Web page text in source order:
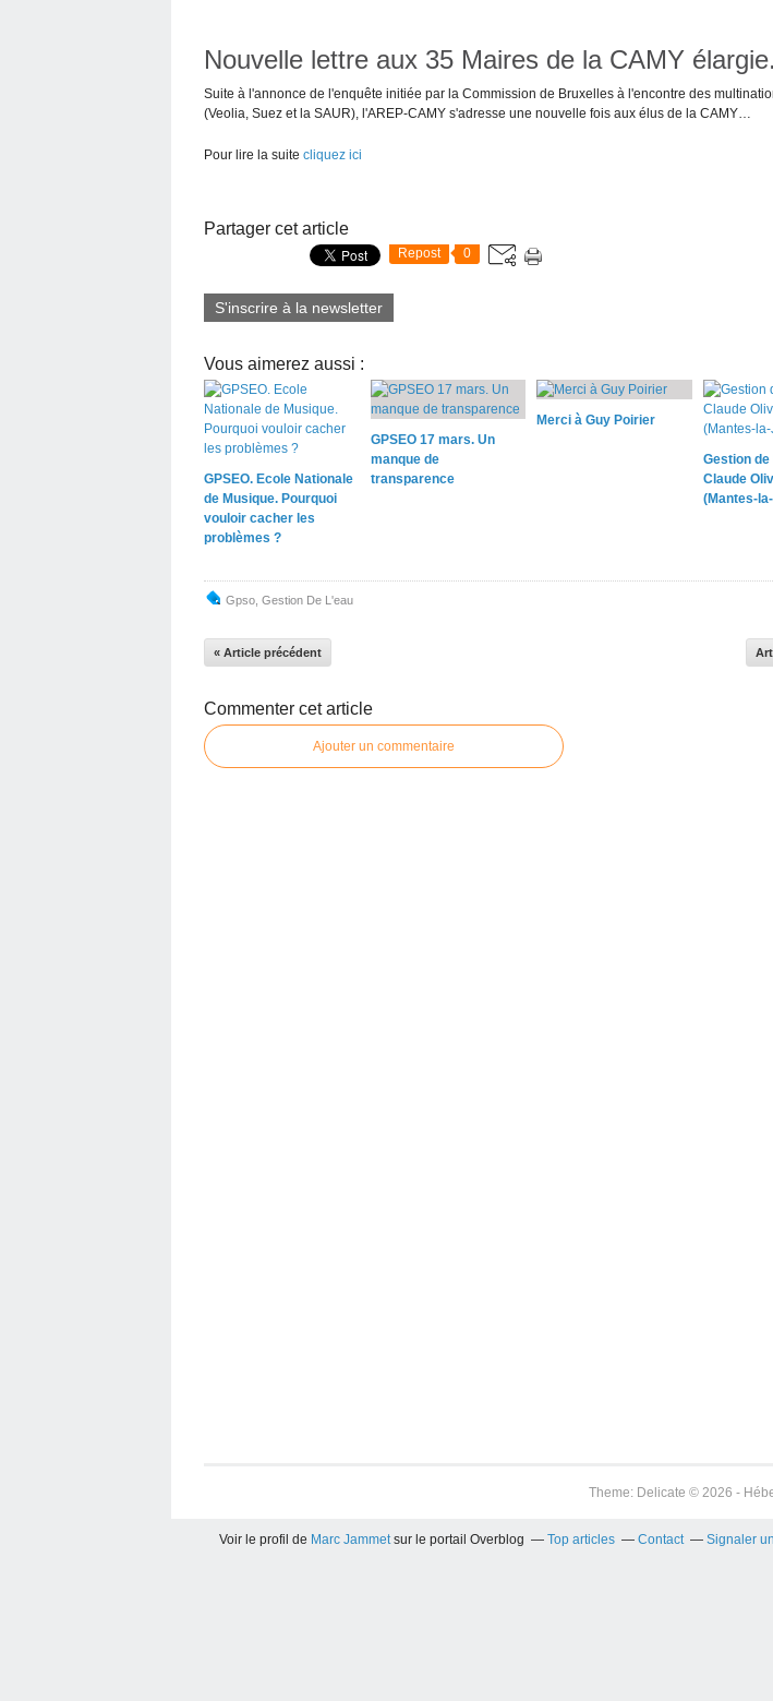
Nouvelle lettre aux 35 Maires de la CAMY élargie.
Suite à l'annonce de l'enquête initiée par la Commission de Bruxelles à l'encontre des
(Veolia, Suez et la SAUR), l'AREP-CAMY s'adresse une nouvelle fois aux élus de la CAMY…
Pour lire la suite cliquez ici
Partager cet article
Repost 0
S'inscrire à la newsletter
Vous aimerez aussi :
GPSEO. Ecole Nationale
de Musique. Pourquoi
vouloir cacher les
problèmes ?
GPSEO 17 mars. Un
manque de
transparence
Merci à Guy Poirier
Gestion de
Claude
(Mantes-
Gpso Gestion De L'eau
« Article précédent
Commenter cet article
Ajouter un commentaire
Theme: Delicate © 2026 -
Voir le profil de Marc Jammetsur le portail Overblog Top articles Contact Signaler